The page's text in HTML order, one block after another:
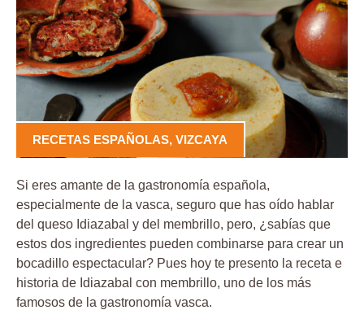
RECETAS ESPAÑOLAS, VIZCAYA
Si eres amante de la gastronomía española,
especialmente de la vasca, seguro que has oído hablar
del queso Idiazabal y del membrillo, pero, ¿sabías que
estos dos ingredientes pueden combinarse para crear un
bocadillo espectacular? Pues hoy te presento la receta e
historia de Idiazabal con membrillo, uno de los más
famosos de la gastronomía vasca.